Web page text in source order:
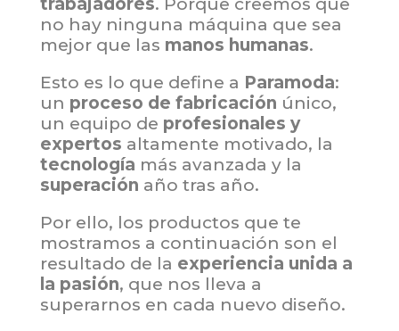
no hay ninguna máquina que sea
mejor que las manos humanas.
Esto es lo que define a Paramoda:
un proceso de fabricación único,
un equipo de profesionales y
expertos altamente motivado, la
tecnología más avanzada y la
superación año tras año.
Por ello, los productos que te
mostramos a continuación son el
resultado de la experiencia unida a
la pasión, que nos lleva a
superarnos en cada nuevo diseño.